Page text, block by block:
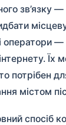
зв’язку
оператори
Їх
потрібен
містом
спосіб